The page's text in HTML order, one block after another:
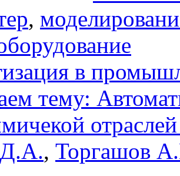
,
в
тему:
, Торгашов